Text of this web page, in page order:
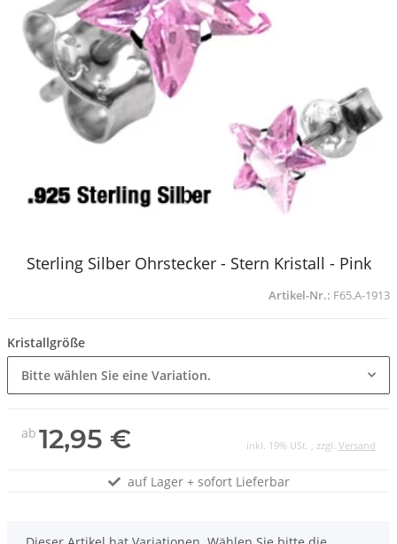
Sterling Silber Ohrstecker - Stern Kristall - Pink
Artikel-Nr.: F65.A-1913
Kristallgröße
Bitte wählen Sie eine Variation.
ab 12,95 € inkl. 19% USt. , zzgl. Versand
auf Lager + sofort Lieferbar